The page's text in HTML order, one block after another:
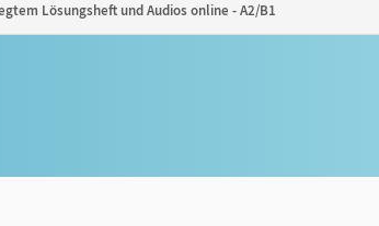
Lösungsheft und Audios online - A2/B1